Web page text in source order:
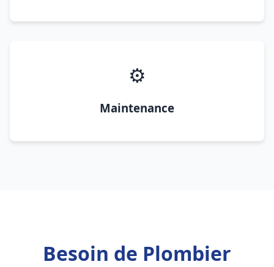
⚙️
Maintenance
Besoin de Plombier